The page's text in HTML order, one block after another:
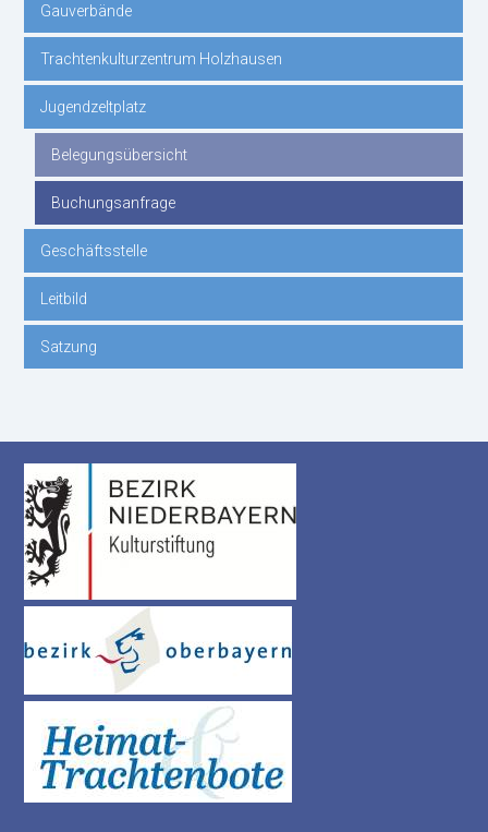
Gauverbände
Trachtenkulturzentrum Holzhausen
Jugendzeltplatz
Belegungsübersicht
Buchungsanfrage
Geschäftsstelle
Leitbild
Satzung